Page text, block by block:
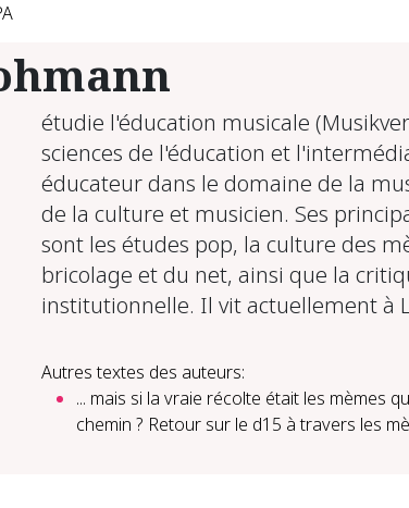
étudie l'éducation musicale
sciences de l'éducation et
éducateur dans le domaine de la
de la culture et musicien. Ses
sont les études pop, la culture des
bricolage et du net, ainsi que la
institutionnelle. Il vit actuellement à
Autres textes des auteurs:
... mais si la vraie récolte était les mèmes
chemin ? Retour sur le d15 à travers les